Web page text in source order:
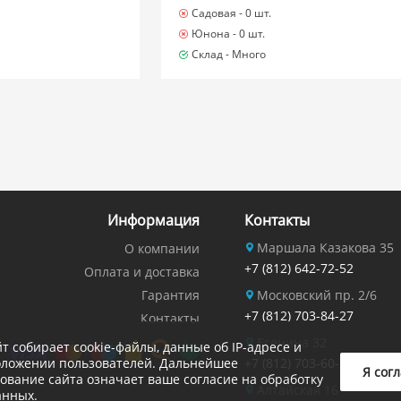
Садовая -0 шт.
Юнона -0 шт.
Склад - Много
Информация
О компании
Оплата и доставка
Гарантия
Контакты
Контакты
Маршала Казакова 35
+7 (812) 642-72-52
Московский пр. 2/6
+7 (812) 703-84-27
Есенина 32
Алтайская 16
собирает cookie-файлы, данные об IP-адресе и
пользователей. Дальнейшее
сайта означает ваше согласие на обработку
Я